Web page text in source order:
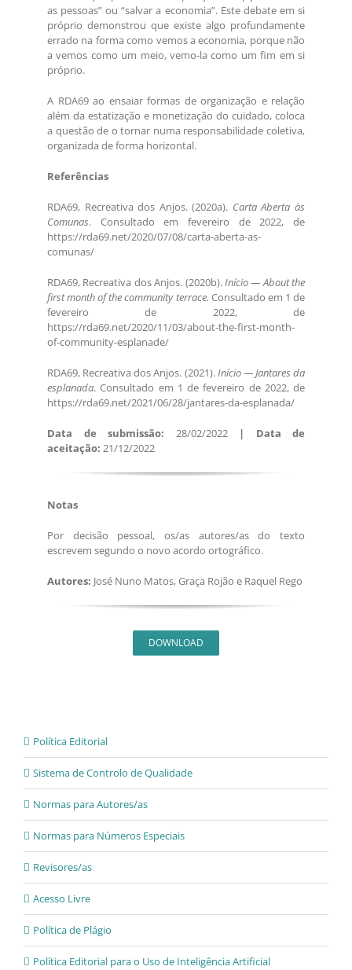
as pessoas” ou “salvar a economia”. Este debate em si
próprio demonstrou que existe algo profundamente
errado na forma como vemos a economia, porque não
a vemos como um meio, vemo-la como um fim em si
próprio.
A RDA69 ao ensaiar formas de organização e relação
além da estatização e monetização do cuidado, coloca
a questão de o tornar numa responsabilidade coletiva,
organizada de forma horizontal.
Referências
RDA69, Recreativa dos Anjos. (2020a). Carta Aberta às
Comunas. Consultado em fevereiro de 2022, de
https://rda69.net/2020/07/08/carta-aberta-as-
comunas/
RDA69, Recreativa dos Anjos. (2020b).Início — About the
first month of the community terrace. Consultado em 1 de
fevereiro de 2022, de
https://rda69.net/2020/11/03/about-the-first-month-
of-community-esplanade/
RDA69, Recreativa dos Anjos. (2021).Início — Jantares da
esplanada. Consultado em 1 de fevereiro de 2022, de
https://rda69.net/2021/06/28/jantares-da-esplanada/
Data de submissão: 28/02/2022
| Data de
aceitação: 21/12/2022
Notas
Por decisão pessoal, os/as autores/as do texto
escrevem segundo o novo acordo ortográfico.
Autores: José Nuno Matos, Graça Rojão e Raquel Rego
DOWNLOAD
Política Editorial
Sistema de Controlo de Qualidade
Normas para Autores/as
Normas para Números Especiais
Revisores/as
Acesso Livre
Política de Plágio
Política Editorial para o Uso de Inteligência Artificial